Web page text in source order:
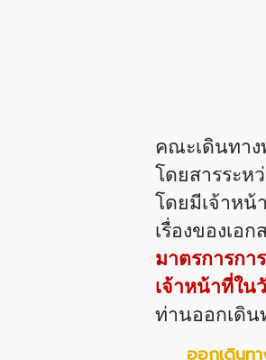
คณะเดินทา
โดยสารระห
โดยมีเจ้าห
เรื่องของเอ
มาตรการกา
เจ้าหน้าที่ใน
ท่านออกเดิน
ออกเดินท